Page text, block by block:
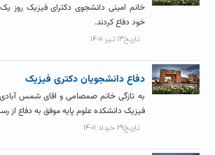
خود دفاع کردند.
تاریخ۱۳ تیر ۱۴۰۱
دفاع دانشجویان دکتری فیزیک
به تازگی خانم صمصامی و اقای شمس
فیزیک دانشکده علوم پایه موفق به دفاع از
تاریخ۲۹ خرداد ۱۴۰۱